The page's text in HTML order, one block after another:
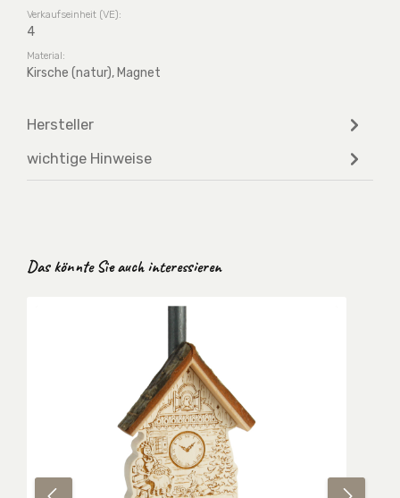
Verkaufseinheit (VE):
4
Material:
Kirsche (natur), Magnet
Hersteller
wichtige Hinweise
Produktgalerie überspringen
Das könnte Sie auch interessieren